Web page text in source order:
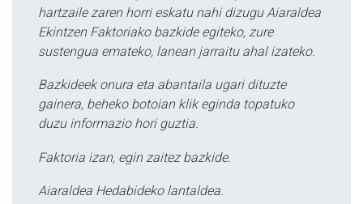
hartzaile zaren horri eskatu nahi dizugu Aiaraldea
Ekintzen Faktoriako bazkide egiteko, zure
sustengua emateko, lanean jarraitu ahal izateko.
Bazkideek onura eta abantaila ugari dituzte
gainera, beheko botoian klik eginda topatuko
duzu informazio hori guztia.
Faktoria izan, egin zaitez bazkide.
Aiaraldea Hedabideko lantaldea.